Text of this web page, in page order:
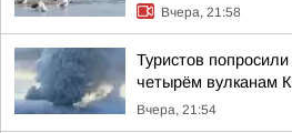
Вчера, 21:58
Туристов
четырём вулканам
Вчера, 21:54